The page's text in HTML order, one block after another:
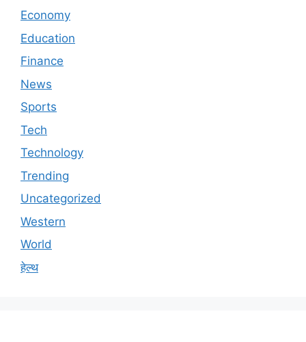
Economy
Education
Finance
News
Sports
Tech
Technology
Trending
Uncategorized
Western
World
हेल्थ